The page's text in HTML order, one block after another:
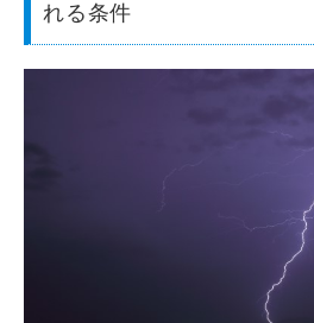
れる条件